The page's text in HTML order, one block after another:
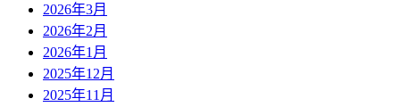
2026年3月
2026年2月
2026年1月
2025年12月
2025年11月